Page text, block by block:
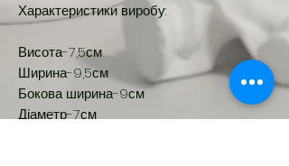
Характеристики виробу:
Висота-7,5см
Ширина-9,5см
Бокова ширина-9см
Діаметр-7см